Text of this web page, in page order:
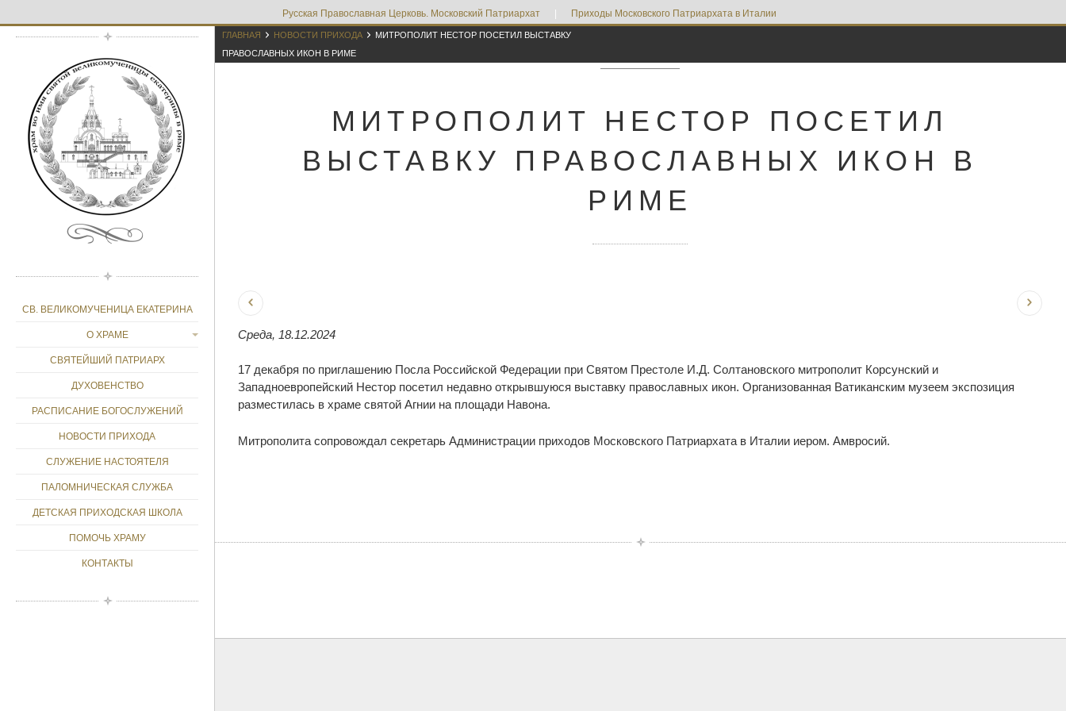
Русская Православная Церковь. Московский Патриархат Приходы Московского Патриархата в Италии
СВ. ВЕЛИКОМУЧЕНИЦА ЕКАТЕРИНА
О ХРАМЕ
СВЯТЕЙШИЙ ПАТРИАРХ
ДУХОВЕНСТВО
РАСПИСАНИЕ БОГОСЛУЖЕНИЙ
НОВОСТИ ПРИХОДА
СЛУЖЕНИЕ НАСТОЯТЕЛЯ
ПАЛОМНИЧЕСКАЯ СЛУЖБА
ДЕТСКАЯ ПРИХОДСКАЯ ШКОЛА
ПОМОЧЬ ХРАМУ
КОНТАКТЫ
ГЛАВНАЯ  НОВОСТИ ПРИХОДА  МИТРОПОЛИТ НЕСТОР ПОСЕТИЛ ВЫСТАВКУ
ПРАВОСЛАВНЫХ ИКОН В РИМЕ
МИТРОПОЛИТ НЕСТОР ПОСЕТИЛ
ВЫСТАВКУ ПРАВОСЛАВНЫХ ИКОН В
РИМЕ
Среда, 18.12.2024
17 декабря по приглашению Посла Российской Федерации при Святом Престоле И.Д. Солтановского митрополит Корсунский и
Западноевропейский Нестор посетил недавно открывшуюся выставку православных икон. Организованная Ватиканским музеем экспозиция
разместилась в храме святой Агнии на площади Навона.
Митрополита сопровождал секретарь Администрации приходов Московского Патриархата в Италии иером. Амвросий.